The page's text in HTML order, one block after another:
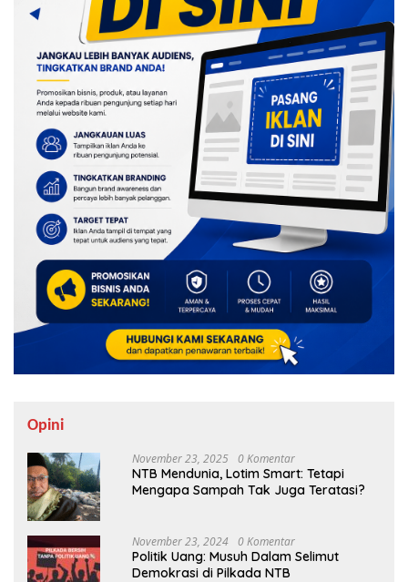
Opini
November 23, 2025 0 Komentar
NTB Mendunia, Lotim Smart: Tetapi
Mengapa Sampah Tak Juga Teratasi?
November 23, 2024 0 Komentar
Politik Uang: Musuh Dalam Selimut
Demokrasi di Pilkada NTB